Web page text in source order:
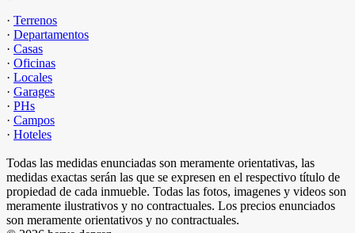
· Terrenos
· Departamentos
· Casas
· Oficinas
· Locales
· Garages
· PHs
· Campos
· Hoteles
Todas las medidas enunciadas son meramente orientativas, las
medidas exactas serán las que se expresen en el respectivo título de
propiedad de cada inmueble. Todas las fotos, imagenes y videos son
meramente ilustrativos y no contractuales. Los precios enunciados
son meramente orientativos y no contractuales.